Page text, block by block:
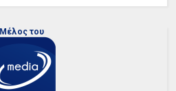
Μέλος του